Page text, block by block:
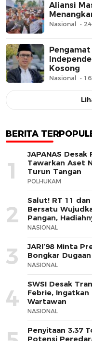
Aliansi
Nasional
Kosong
Nasional
BERITA
1
JAPANAS
Tawarkan Aset
Turun Tangan
POLHUKAM
2
Salut! RT 11
Bersatu
Pangan,
NASIONAL
3
JARI’98 Minta
Bongkar
NASIONAL
4
SWSI Desak
Febrie,
Wartawan
NASIONAL
Penyitaan 3,37
Potensi